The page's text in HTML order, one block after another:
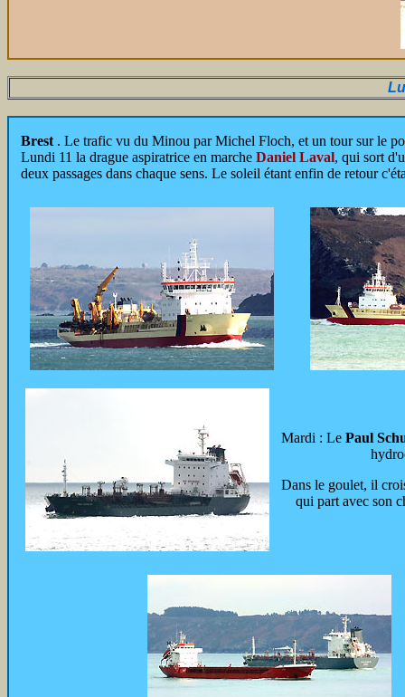
Brest . Le trafic vu du Minou par Michel Floch, et un tour sur le
Lundi 11 la drague aspiratrice en marche Daniel Laval, qui sort
deux passages dans chaque sens. Le soleil étant enfin de retour
Mardi : Le Paul
Dans le goulet, il
qui part avec son